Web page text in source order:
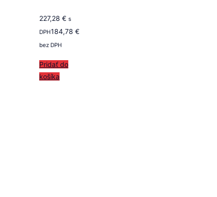
227,28 € s
DPH184,78 €
bez DPH
Pridať do
košíka